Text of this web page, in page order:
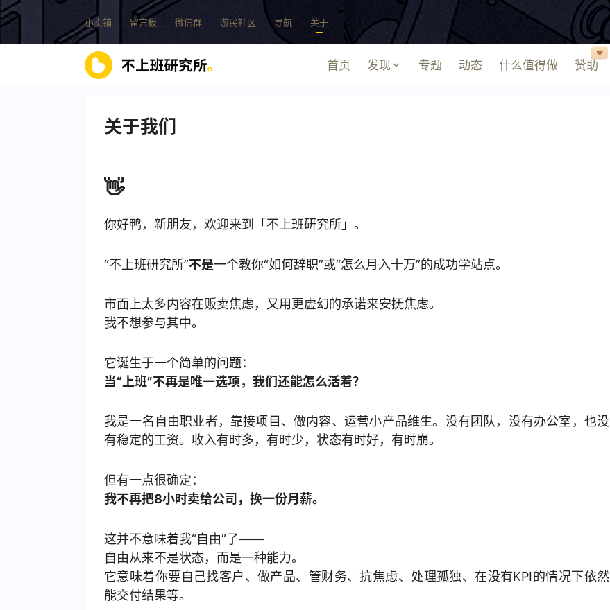
小卖铺 留言板 微信群 游民社区 导航 关于
首页 发现 专题 动态 什么值得做 赞助
❤️
关于我们
👋
你好鸭，新朋友，欢迎来到「不上班研究所」。
“不上班研究所”不是一个教你“如何辞职”或“怎么月入十万”的成功学站点。
市面上太多内容在贩卖焦虑，又用更虚幻的承诺来安抚焦虑。
我不想参与其中。
它诞生于一个简单的问题：
当“上班”不再是唯一选项，我们还能怎么活着？
我是一名自由职业者，靠接项目、做内容、运营小产品维生。没有团队，没有办公室，也没
有稳定的工资。收入有时多，有时少，状态有时好，有时崩。
但有一点很确定：
我不再把8小时卖给公司，换一份月薪。
这并不意味着我“自由”了——
自由从来不是状态，而是一种能力。
它意味着你要自己找客户、做产品、管财务、抗焦虑、处理孤独、在没有KPI的情况下依然
能交付结果等。